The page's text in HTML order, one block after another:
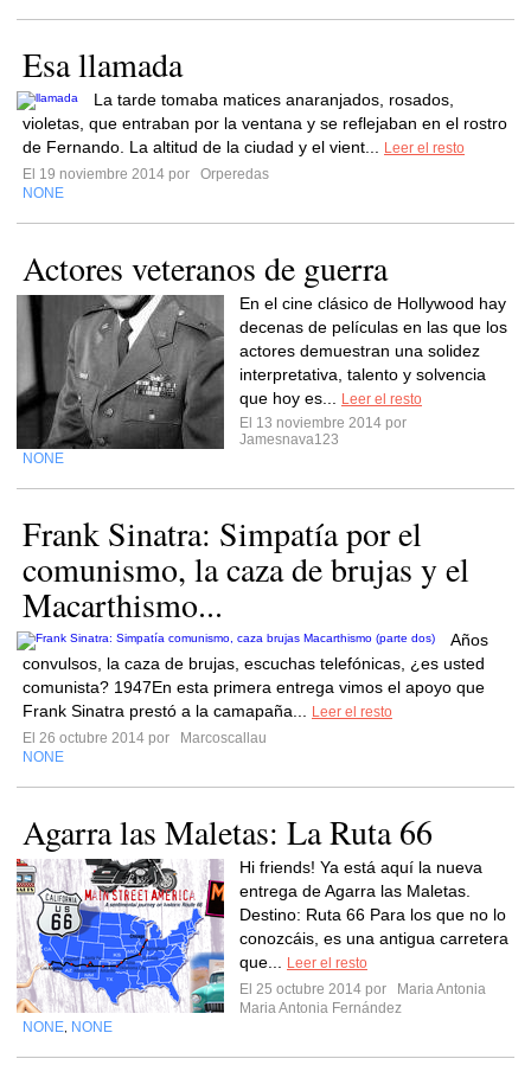
Esa llamada
La tarde tomaba matices anaranjados, rosados,
violetas, que entraban por la ventana y se reflejaban en el rostro
de Fernando. La altitud de la ciudad y el vient...
Leer el resto
El 19 noviembre 2014 por
Orperedas
NONE
Actores veteranos de guerra
En el cine clásico de Hollywood hay
decenas de películas en las que los
actores demuestran una solidez
interpretativa, talento y solvencia
que hoy es...
Leer el resto
El 13 noviembre 2014 por
Jamesnava123
NONE
Frank Sinatra: Simpatía por el
comunismo, la caza de brujas y el
Macarthismo...
Años
convulsos, la caza de brujas, escuchas telefónicas, ¿es usted
comunista? 1947En esta primera entrega vimos el apoyo que
Frank Sinatra prestó a la camapaña...
Leer el resto
El 26 octubre 2014 por
Marcoscallau
NONE
Agarra las Maletas: La Ruta 66
Hi friends! Ya está aquí la nueva
entrega de Agarra las Maletas.
Destino: Ruta 66 Para los que no lo
conozcáis, es una antigua carretera
que...
Leer el resto
El 25 octubre 2014 por
Maria Antonia
Maria Antonia Fernández
NONE NONE